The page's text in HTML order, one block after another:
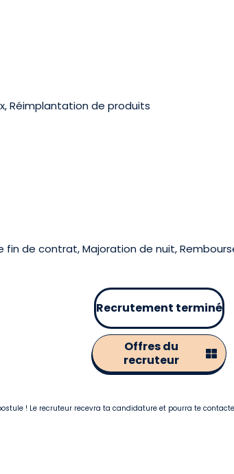
Réimplantation de produits
fin de contrat, Majoration de nuit,
Recrutement terminé
Offres du
recruteur
! Le recruteur recevra ta candidature et pourra te